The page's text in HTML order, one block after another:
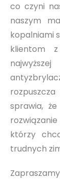
co czyni
naszym
kopalniami
klientom
sprawia,
którzy
trudnych